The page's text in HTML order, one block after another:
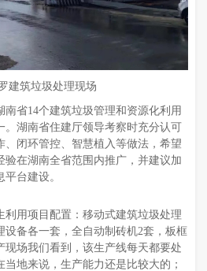
建筑垃圾处理现场
南省14个建筑垃圾管理和资源化利用
。湖南省住建厅领导考察时充分认可
、闭环管控、智慧植入等做法，希望
验在湖南全省范围内推广，并建议加
台建设。
利用项目配置：移动式建筑垃圾处理
设备各一套，全自动制砖机2套，板框
现场我们看到，该生产线每天都要处
当地来说，生产能力还是比较大的；